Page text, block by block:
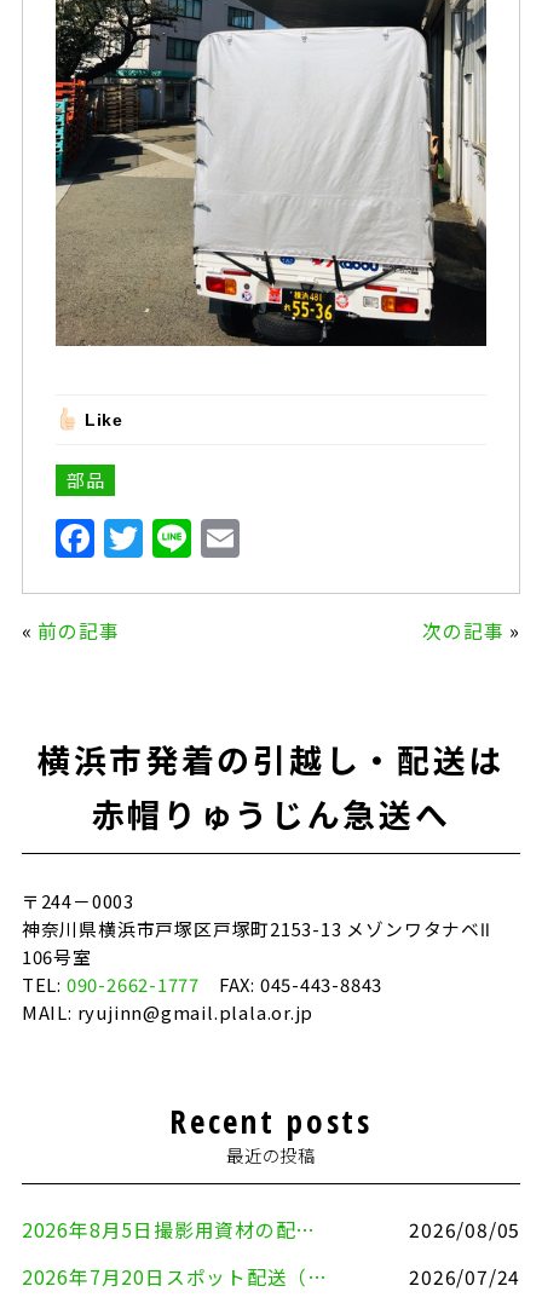
Like
部品
F
a
c
e
o
o
k
T
w
Li
n
E
« 前の記事 次の記事 »
横浜市発着の引越し・配送は
赤帽りゅうじん急送へ
〒244－0003
神奈川県横浜市戸塚区戸塚町2153-13 メゾンワタナベⅡ
106号室
TEL: 090-2662-1777 FAX: 045-443-8843
MAIL: ryujinn@gmail.plala.or.jp
Recent posts
最近の投稿
2026年8月5日撮影用資材の配送（鎌倉市⇒港区）
2026/08/05
2026年7月20日スポット配送（横浜市金沢区⇒愛知県豊川市）
2026/07/24